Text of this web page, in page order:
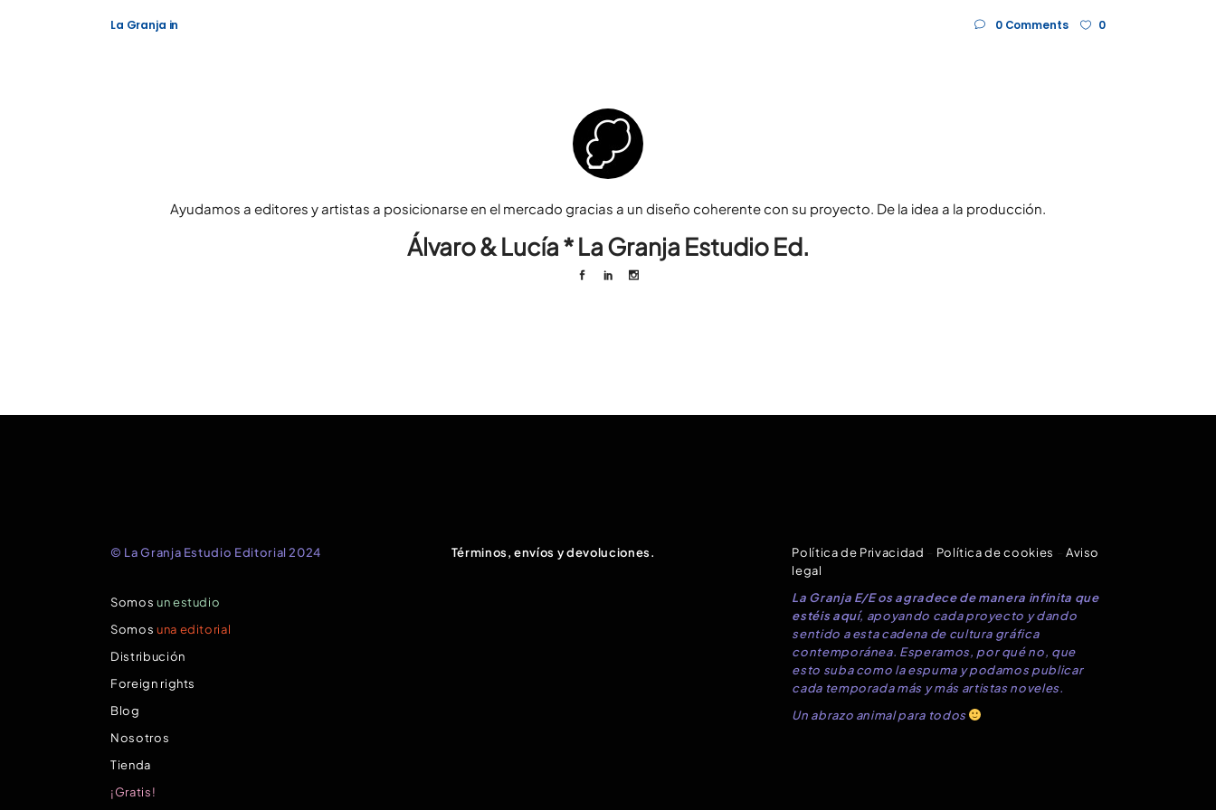
La Granja in 0 Comments 0
Ayudamos a editores y artistas a posicionarse en el mercado gracias a un diseño coherente con su proyecto. De la idea a la producción.
Álvaro & Lucía * La Granja Estudio Ed.
© La Granja Estudio Editorial 2024
Somos un estudio
Somos una editorial
Distribución
Foreign rights
Blog
Nosotros
Tienda
¡Gratis!
Términos, envíos y devoluciones. Política de Privacidad Política de cookies
Aviso
legal
La Granja E/E os agradece de manera infinita que
estéis aquí, apoyando cada proyecto y dando
sentido a esta cadena de cultura gráfica
contemporánea. Esperamos, por qué no, que
esto suba como la espuma y podamos publicar
cada temporada más y más artistas noveles.
Un abrazo animal para todos